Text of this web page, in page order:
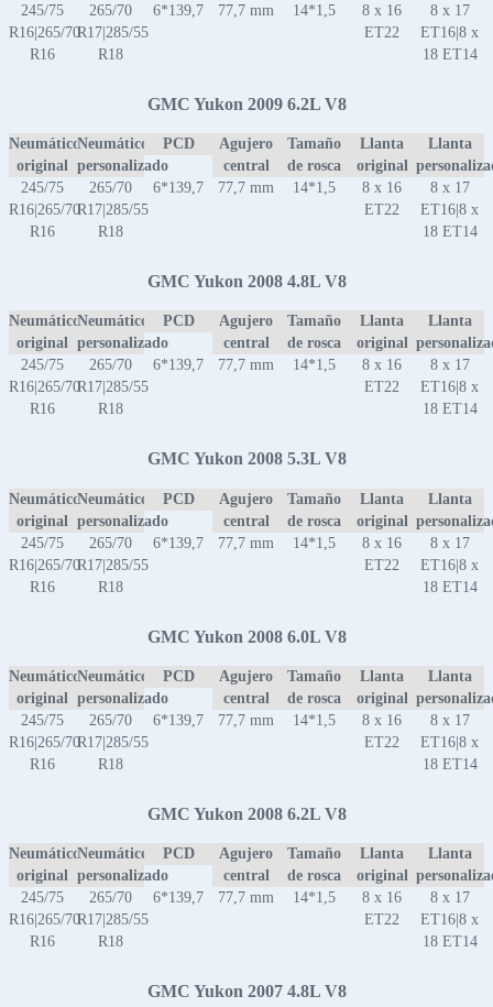
245/75
R16|265/70
R16
265/70
R17|285/55
R18
6*139,7 77,7 mm 14*1,5
8 x 16
ET22
8 x 17
ET16|8 x
18 ET14
GMC Yukon 2009 6.2L V8
Neumático
original
Neumático
personalizado
PCD
Agujero
central
Tamaño
de rosca
Llanta
original
Llanta
245/75
R16|265/70
R16
265/70
R17|285/55
R18
6*139,7 77,7 mm 14*1,5
8 x 16
ET22
8 x 17
ET16|8 x
18 ET14
GMC Yukon 2008 4.8L V8
Neumático
original
Neumático
personalizado
PCD
Agujero
central
Tamaño
de rosca
Llanta
original
Llanta
245/75
R16|265/70
R16
265/70
R17|285/55
R18
6*139,7 77,7 mm 14*1,5
8 x 16
ET22
8 x 17
ET16|8 x
18 ET14
GMC Yukon 2008 5.3L V8
Neumático
original
Neumático
personalizado
PCD
Agujero
central
Tamaño
de rosca
Llanta
original
Llanta
245/75
R16|265/70
R16
265/70
R17|285/55
R18
6*139,7 77,7 mm 14*1,5
8 x 16
ET22
8 x 17
ET16|8 x
18 ET14
GMC Yukon 2008 6.0L V8
Neumático
original
Neumático
personalizado
PCD
Agujero
central
Tamaño
de rosca
Llanta
original
Llanta
245/75
R16|265/70
R16
265/70
R17|285/55
R18
6*139,7 77,7 mm 14*1,5
8 x 16
ET22
8 x 17
ET16|8 x
18 ET14
GMC Yukon 2008 6.2L V8
Neumático
original
Neumático
personalizado
PCD
Agujero
central
Tamaño
de rosca
Llanta
original
Llanta
245/75
R16|265/70
R16
265/70
R17|285/55
R18
6*139,7 77,7 mm 14*1,5
8 x 16
ET22
8 x 17
ET16|8 x
18 ET14
GMC Yukon 2007 4.8L V8